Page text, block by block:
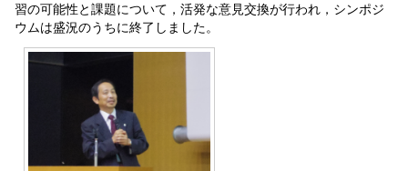
習の可能性と課題について，活発な意見交換が行われ，シンポジ
ウムは盛況のうちに終了しました。